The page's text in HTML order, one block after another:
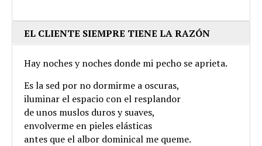
EL CLIENTE SIEMPRE TIENE LA RAZÓN
Hay noches y noches donde mi pecho se aprieta.
Es la sed por no dormirme a oscuras,
iluminar el espacio con el resplandor
de unos muslos duros y suaves,
envolverme en pieles elásticas
antes que el albor dominical me queme.